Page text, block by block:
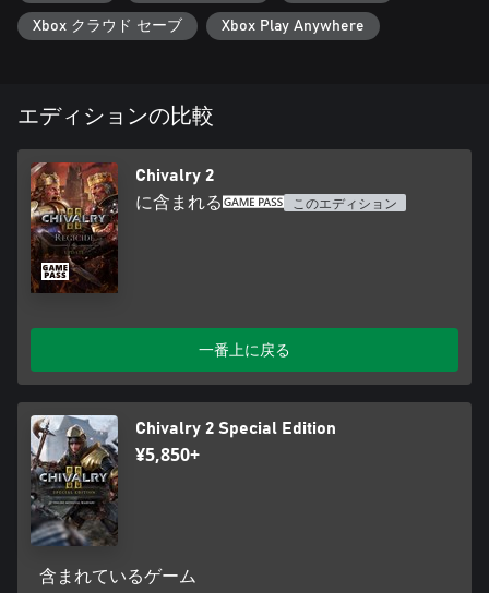
Xbox クラウド セーブ Xbox Play Anywhere
エディションの比較
Chivalry 2
に含まれる このエディション
一番上に戻る
Chivalry 2 Special Edition
¥5,850+
含まれているゲーム